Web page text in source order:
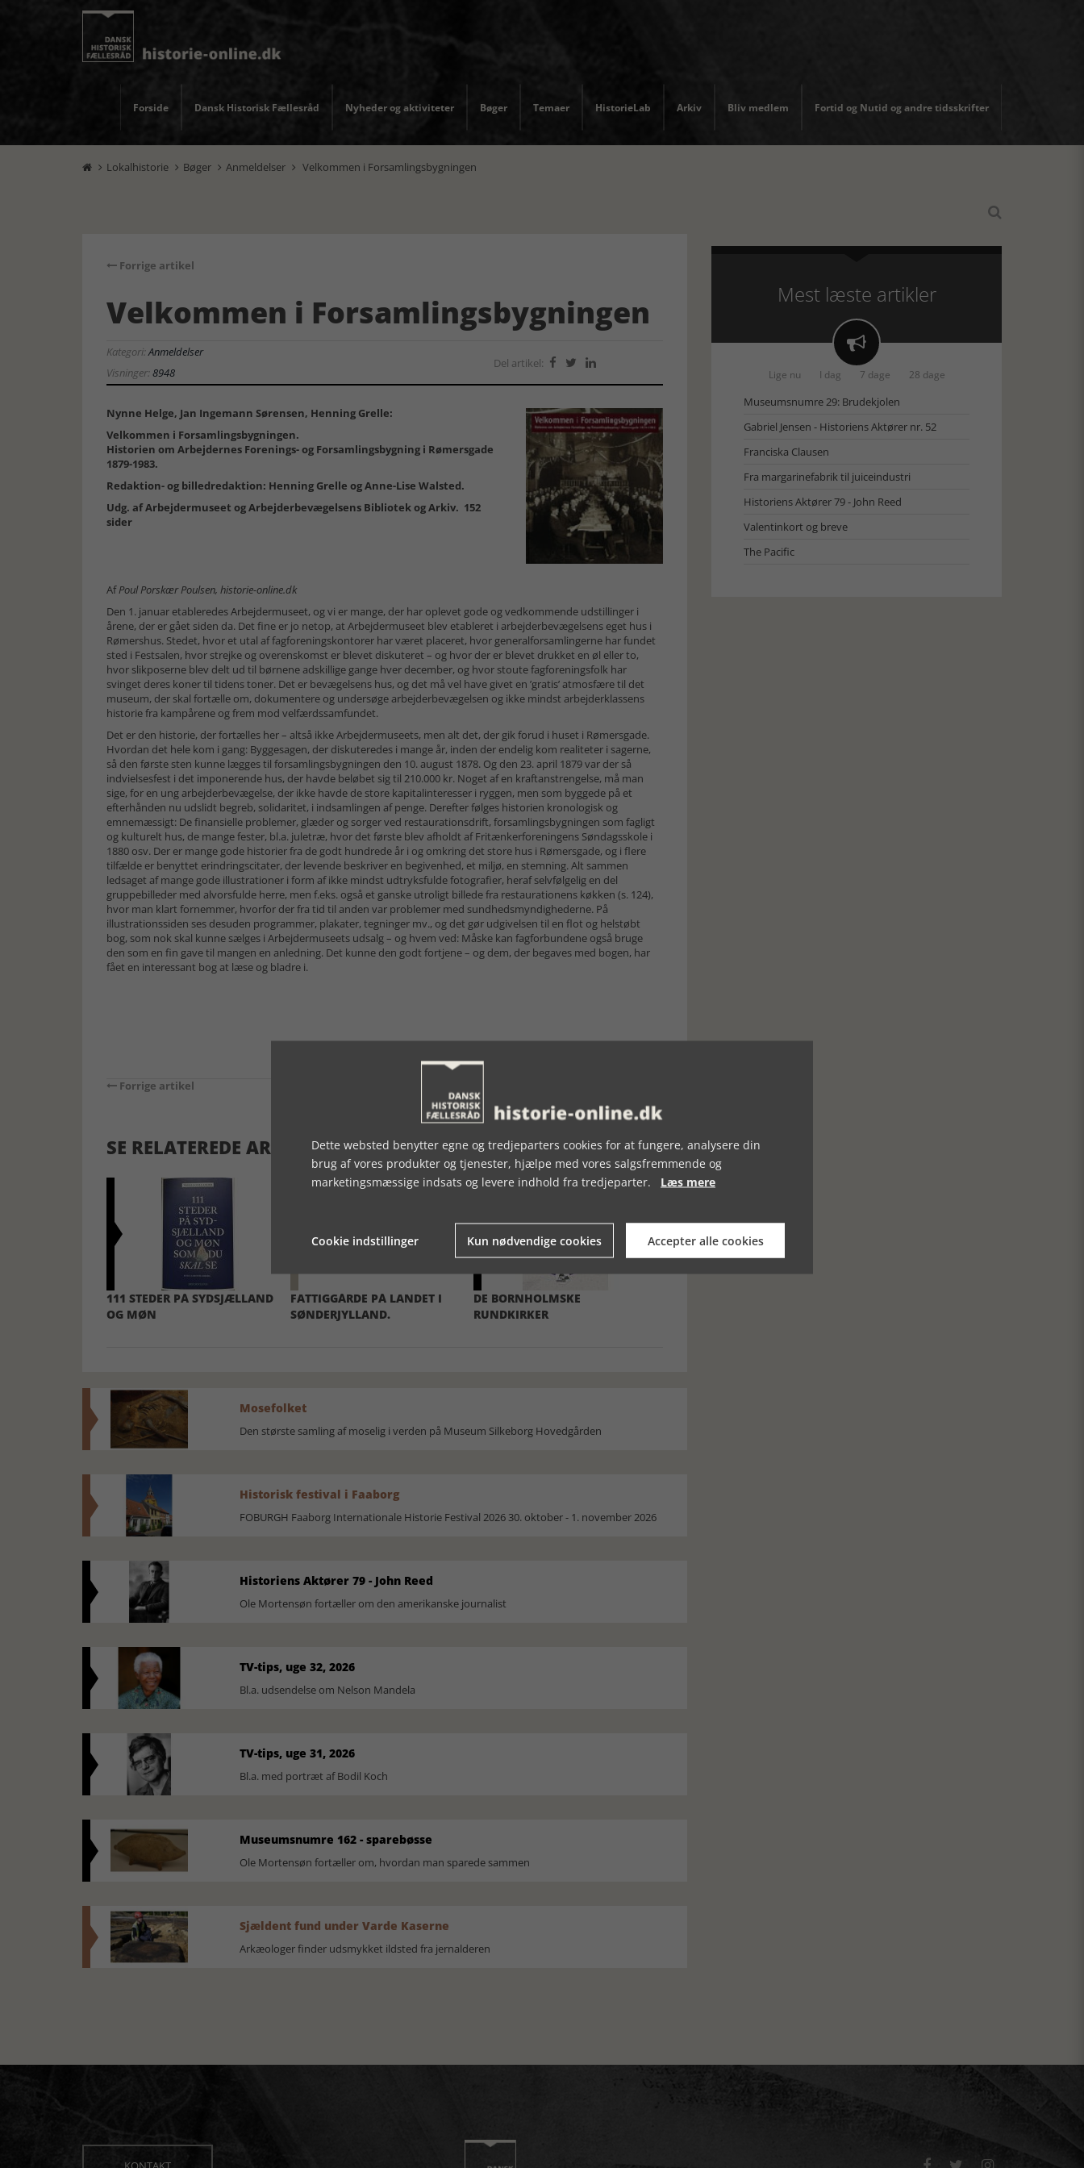
Forside Dansk Historisk Fællesråd Nyheder og aktiviteter Bøger Temaer HistorieLab Arkiv Bliv medlem Fortid og Nutid og andre tidsskrifter
 Lokalhistorie  Bøger  Anmeldelser  Velkommen i Forsamlingsbygningen

Forrige artikel
Velkommen i Forsamlingsbygningen
Kategori:Anmeldelser
Visninger:8948
Del artikel:   
Nynne Helge, Jan Ingemann Sørensen, Henning Grelle:
Velkommen i Forsamlingsbygningen.
Historien om Arbejdernes Forenings- og Forsamlingsbygning i Rømersgade
1879-1983.
Redaktion- og billedredaktion: Henning Grelle og Anne-Lise Walsted.
Udg. af Arbejdermuseet og Arbejderbevægelsens Bibliotek og Arkiv. 152
sider
AfPoul Porskær Poulsen, historie-online.dk
Den 1. januar etableredesArbejdermuseet, og vi er mange, der har oplevet gode og vedkommende udstillinger i
årene, der er gået siden da. Det fine er jo netop, at Arbejdermuseet blev etableret i arbejderbevægelsens eget hus i
Rømershus. Stedet, hvor et utal af fagforeningskontorer har været placeret, hvor generalforsamlingerne har fundet
sted i Festsalen, hvor strejke og overenskomst er blevet diskuteret – og hvor der er blevet drukket en øl eller to,
hvor slikposerne blev delt ud til børnene adskillige gange hver december, og hvor stoute fagforeningsfolk har
svinget deres koner til tidens toner. Det er bevægelsens hus, og det må vel have givet en ’gratis’ atmosfære til det
museum, der skal fortælle om, dokumentere og undersøge arbejderbevægelsen og ikke mindst arbejderklassens
historie fra kampårene og frem mod velfærdssamfundet.
Det er den historie, der fortælles her – altså ikke Arbejdermuseets, men alt det, der gik forud i huset i Rømersgade.
Hvordan det hele kom i gang: Byggesagen, der diskuteredes i mange år, inden der endelig kom realiteter i sagerne,
så den første sten kunne lægges til forsamlingsbygningen den 10. august 1878. Og den 23. april 1879 var der så
indvielsesfest i det imponerende hus, der havde beløbet sig til 210.000 kr. Noget af en kraftanstrengelse, må man
sige, for en ung arbejderbevægelse, der ikke havde de store kapitalinteresser i ryggen, men som byggede på et
efterhånden nu udslidt begreb, solidaritet, i indsamlingen af penge. Derefter følges historien kronologisk og
emnemæssigt: De finansielle problemer, glæder og sorger ved restaurationsdrift, forsamlingsbygningen som fagligt
og kulturelt hus, de mange fester, bl.a. juletræ, hvor det første blev afholdt af Fritænkerforeningens Søndagsskole i
1880 osv. Der er mange gode historier fra de godt hundrede år i og omkring det store hus i Rømersgade, og i flere
tilfælde er benyttet erindringscitater, der levende beskriver en begivenhed, et miljø, en stemning. Alt sammen
ledsaget af mange gode illustrationer i form af ikke mindst udtryksfulde fotografier, heraf selvfølgelig en del
gruppebilleder med alvorsfulde herre, men f.eks. også et ganske utroligt billede fra restaurationens køkken (s. 124),
hvor man klart fornemmer, hvorfor der fra tid til anden var problemer med sundhedsmyndighederne. På
illustrationssiden ses desuden programmer, plakater, tegninger mv., og det gør udgivelsen til en flot og helstøbt
bog, som nok skal kunne sælges i Arbejdermuseets udsalg – og hvem ved: Måske kan fagforbundene også bruge
den som en fin gave til mangen en anledning. Det kunne den godt fortjene – og dem, der begaves med bogen, har
fået en interessant bog at læse og bladre i.
Forrige artikel
SE RELATEREDE ARTIKLER
111 STEDER PÅ SYDSJÆLLAND
OG MØN
FATTIGGÅRDE PÅ LANDET I
SØNDERJYLLAND.
DE BORNHOLMSKE
RUNDKIRKER
Mosefolket
Den største samling af moselig i verden på Museum Silkeborg Hovedgården
Historisk festival i Faaborg
FOBURGH Faaborg Internationale Historie Festival 2026 30. oktober - 1. november 2026
Historiens Aktører 79 - John Reed
Ole Mortensøn fortæller om den amerikanske journalist
TV-tips, uge 32, 2026
Bl.a. udsendelse om Nelson Mandela
TV-tips, uge 31, 2026
Bl.a. med portræt af Bodil Koch
Museumsnumre 162 - sparebøsse
Ole Mortensøn fortæller om, hvordan man sparede sammen
Sjældent fund under Varde Kaserne
Arkæologer finder udsmykket ildsted fra jernalderen
Mest læste artikler

Lige nu I dag 7 dage 28 dage
Museumsnumre 29: Brudekjolen
Gabriel Jensen - Historiens Aktører nr. 52
Franciska Clausen
Fra margarinefabrik til juiceindustri
Historiens Aktører 79 - John Reed
Valentinkort og breve
The Pacific
Dette websted benytter egne og tredjeparters cookies for at fungere, analysere din
brug af vores produkter og tjenester, hjælpe med vores salgsfremmende og
marketingsmæssige indsats og levere indhold fra tredjeparter. Læs mere
Cookie indstillinger Kun nødvendige cookies Accepter alle cookies